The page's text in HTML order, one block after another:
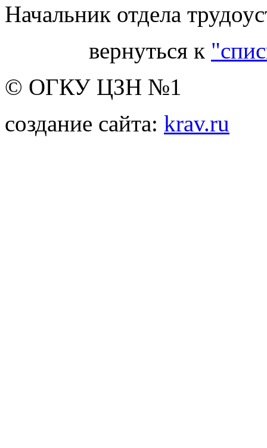
Начальник отдела
вернуться к
© ОГКУ ЦЗН №1
создание сайта: krav.ru